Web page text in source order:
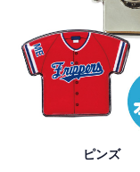
ピンズ